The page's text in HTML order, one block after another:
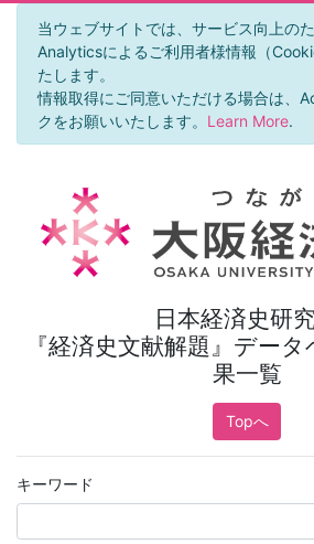
当ウェブサイトでは、サービス向上の
Analyticsによるご利用者様情報（
たします。
情報取得にご同意いただける場合は、
クをお願いいたします。 Learn More.
日本経済史研
『経済史文献解題』デー
果一覧
Topへ
キーワード